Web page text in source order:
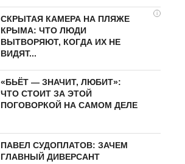
i
СКРЫТАЯ КАМЕРА НА ПЛЯЖЕ
КРЫМА: ЧТО ЛЮДИ
ВЫТВОРЯЮТ, КОГДА ИХ НЕ
ВИДЯТ...
«БЬЁТ — ЗНАЧИТ, ЛЮБИТ»:
ЧТО СТОИТ ЗА ЭТОЙ
ПОГОВОРКОЙ НА САМОМ ДЕЛЕ
ПАВЕЛ СУДОПЛАТОВ: ЗАЧЕМ
ГЛАВНЫЙ ДИВЕРСАНТ